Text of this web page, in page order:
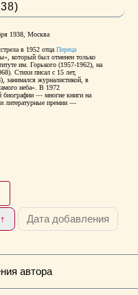
1938, Москва
в 1952 отцаПереца
который был отменен только
им. Горького (1957-1962), на
Стихи писал с 15 лет,
занимался журналистикой, в
неба». В 1972
биографии — многие книги на
и литературные премии —
Дата добавления
автора